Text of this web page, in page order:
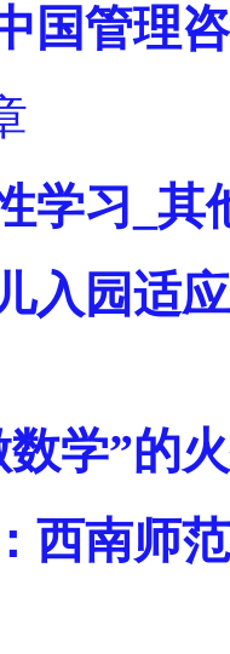
国管理
学习_其
入园适
学”的
西南师